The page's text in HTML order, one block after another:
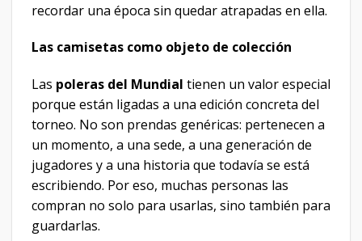
recordar una época sin quedar atrapadas en ella.
Las camisetas como objeto de colección
Las poleras del Mundial tienen un valor especial
porque están ligadas a una edición concreta del
torneo. No son prendas genéricas: pertenecen a
un momento, a una sede, a una generación de
jugadores y a una historia que todavía se está
escribiendo. Por eso, muchas personas las
compran no solo para usarlas, sino también para
guardarlas.